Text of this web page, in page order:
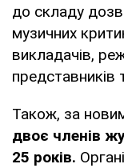
до складу
музичних
викладачів,
представників
Також, за
двоє членів
25 років.